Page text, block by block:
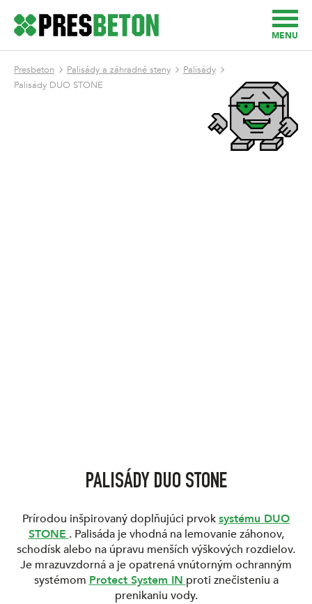
MENU
Presbeton Palisády a záhradné steny
Palisády
Palisády DUO STONE
PALISÁDY DUO STONE
Prírodou inšpirovaný doplňujúci prvoksystému DUO
STONE . Palisáda je vhodná na lemovanie záhonov,
schodísk alebo na úpravu menších výškových rozdielov.
Je mrazuvzdorná a je opatrená vnútorným ochranným
systémom Protect System IN proti znečisteniu a
prenikaniu vody.